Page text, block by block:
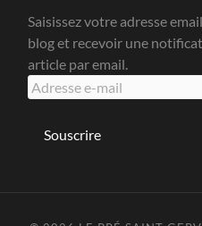
Saisissez votre adresse
blog et recevoir une
article par email.
Adresse
mailSouscrire